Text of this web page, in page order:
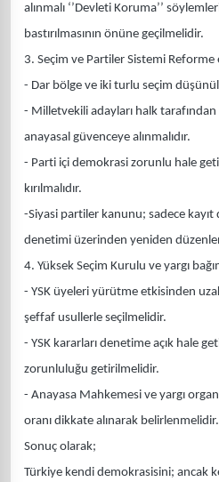
alınmalı ‘’Devleti Koruma’’
bastırılmasının önüne geçilmelidir.
3. Seçim ve Partiler Sistemi Reforme
- Dar bölge ve iki turlu seçim
- Milletvekili adayları halk
anayasal güvenceye alınmalıdır.
- Parti içi demokrasi zorunlu hale
kırılmalıdır.
-Siyasi partiler kanunu; sadece
denetimi üzerinden yeniden
4. Yüksek Seçim Kurulu ve yargı
- YSK üyeleri yürütme etkisinden
şeffaf usullerle seçilmelidir.
- YSK kararları denetime açık hale
zorunluluğu getirilmelidir.
- Anayasa Mahkemesi ve yargı
oranı dikkate alınarak belirlenmelidir.
Sonuç olarak;
Türkiye kendi demokrasisini; ancak